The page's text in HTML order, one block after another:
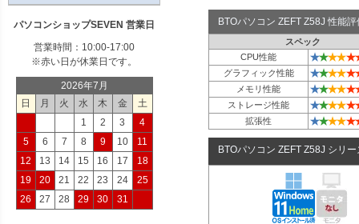
BTOパソコン ZEFT Z58J 性能
スペック
CPU性能
★★★★★
グラフィック性能 ★★★★★
メモリ性能 ★★★★★
ストレージ性能 ★★★★★
拡張性 ★★★★★
BTOパソコン ZEFT Z58J シリー
パソコンショップSEVEN 営業日
営業時間：10:00-17:00
※赤い日が休業日です。
2026年7月
日
月 火 水 木 金
土
1
2 3
4
5
6 7 8 9 10
11
12
13 14 15 16 17
18
19
20 21 22 23 24
25
26
27 28 29 30 31